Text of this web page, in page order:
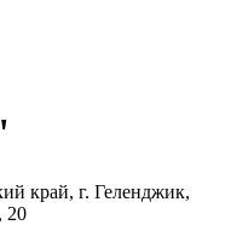
край, г. Геленджик,
20